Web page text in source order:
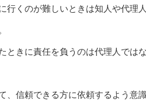
行くのが難しいときは知人や代理
ときに責任を負うのは代理人では
、信頼できる方に依頼するよう意